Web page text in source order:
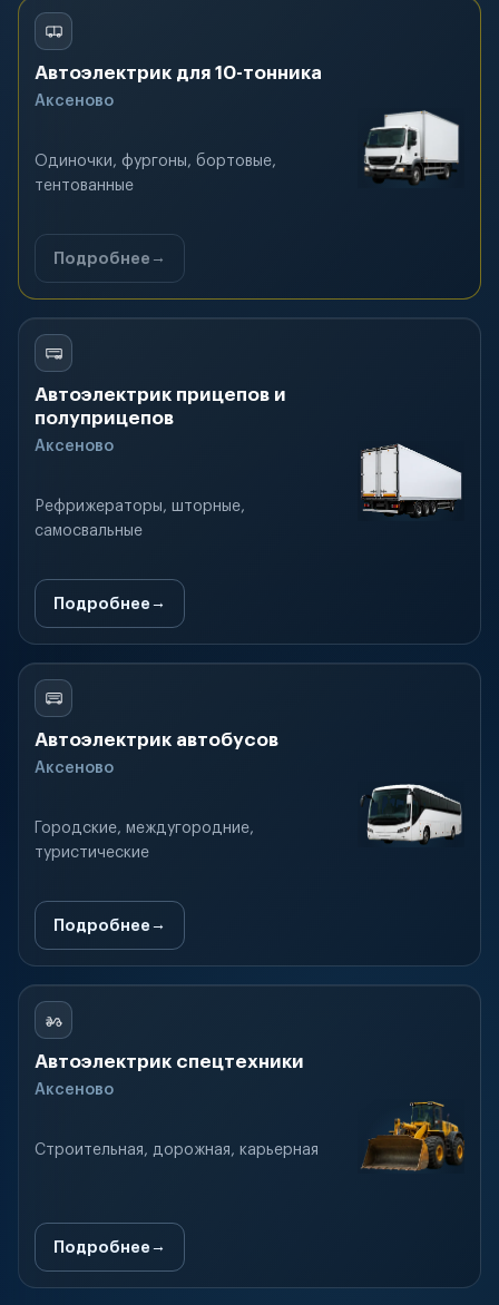
Автоэлектрик для 10-тонника
Аксеново
Одиночки, фургоны, бортовые,
тентованные
Подробнее
Автоэлектрик прицепов и
полуприцепов
Аксеново
Рефрижераторы, шторные,
самосвальные
Подробнее
Автоэлектрик автобусов
Аксеново
Городские, междугородние,
туристические
Подробнее
Автоэлектрик спецтехники
Аксеново
Строительная, дорожная, карьерная
Подробнее